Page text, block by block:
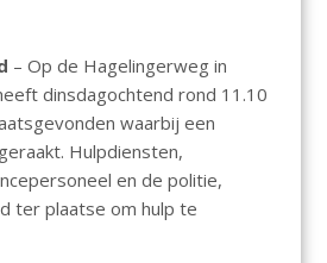
m – Op de Hagelingerweg in
dinsdagochtend rond 11.10
waarbij een
Hulpdiensten,
en de politie,
ter plaatse om hulp te